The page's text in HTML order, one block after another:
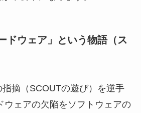
ドウェア」という物語（ス
摘（SCOUTの遊び）を逆手
ウェアの欠陥をソフトウェアの